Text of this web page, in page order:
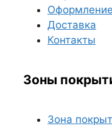
Доставка
Контакты
Зоны
Зона